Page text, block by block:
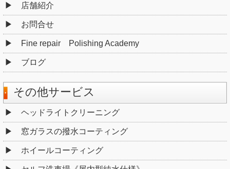
店舗紹介
お問合せ
Fine repair Polishing Academy
ブログ
その他サービス
ヘッドライトクリーニング
窓ガラスの撥水コーティング
ホイールコーティング